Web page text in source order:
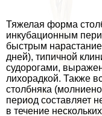
Тяжелая форма
инкубационным
быстрым
дней), типичной
судорогами,
лихорадкой. Также
столбняка
период составляет
в течение